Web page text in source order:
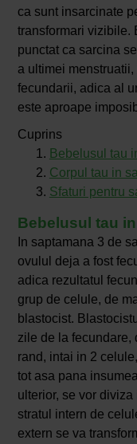
ca sunt insarcinate
transformari vizibile.
punctat ca sarcina
a ultimei
fecundarii, adica al
este aproape
Cuprins
Bebelusul tau
Corpul tau in
Sfaturi pentru
Bebelusul tau
In saptamana 3 de
ovulul deja a fost
adica rezultatul
grup de celule, de
blastocist.
zile de la fecundare,
rand, intai in 2
tot asa pana
ulterior, se vor
stratul intern de
extern se va